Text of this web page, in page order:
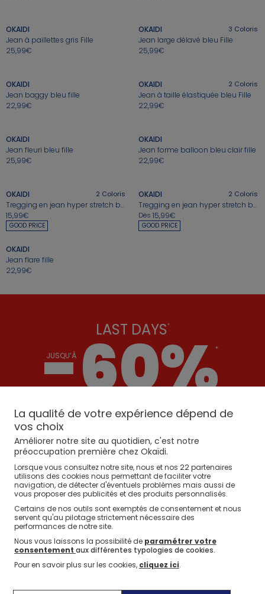
Nos sélections
Nos conseils
Nos conseils
Nouvelle collection J'en profite
Jeux sportifs
OKAIDI
Jean à paillettes gris Fille
25,99€
OKAIDI 3 Coloris
Jean large délavé bleu Fille
25,99€
OKAIDI
Jean baggy bleu fille
22,99€
OKAIDI 2 Coloris
Jean à taille élastiquée bleu Fille
22,99€
OKAIDI
Jean fleuri bleu fille
25,99€
OKAIDI
Jean forme balloon bleu clair fille
22,99€
GOOD PRICE
OKAIDI 2 Coloris
Tregging en jean hyper stretch bleu fille
15,99€
GOOD PRICE
OKAIDI 2 Coloris
Tregging en jean hyper stretch bleu fille
Dès 15,99€
OKAIDI
Jean flare fille
22,99€
LAST DAYS *
-
JUSQU’À 60%
*
1
Les clients Okaidi donnent la note de4.70 / 1366avis
à la catégorie Jeans
Recommandations
La qualité de votre expérience dépend de
vos choix
Améliorer notre site au quotidien, c'est notre
préoccupation première chez Okaïdi.
Lorsque vous consultez notre site, nous et nos 22partenaires
utilisons des cookies nous permettant de faciliter votre
navigation, de détecter d'éventuels problèmes mais aussi de
vous proposer des publicités et des produits personnalisés.
Certains de nos outils sont exemptés de consentement et nous
servent qu'au pilotage strictement nécessaire des
performances de notre site.
Nous vous laissons la possibilité de paramétrer votre
consentement aux différentes typologies de cookies.
Pour en savoir plus sur les cookies, cliquez ici.